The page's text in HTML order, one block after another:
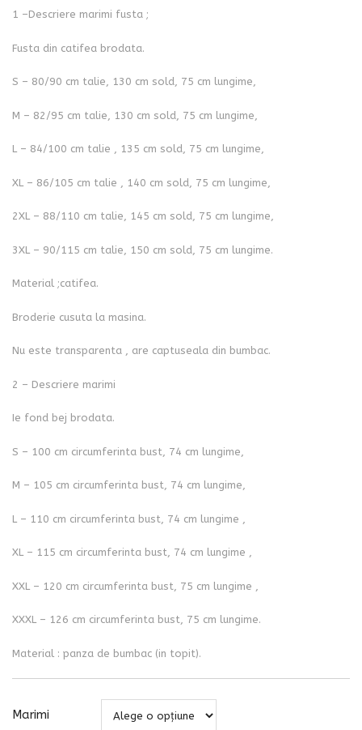
1 –Descriere marimi fusta ;
Fusta din catifea brodata.
S – 80/90 cm talie, 130 cm sold, 75 cm lungime,
M – 82/95 cm talie, 130 cm sold, 75 cm lungime,
L – 84/100 cm talie , 135 cm sold, 75 cm lungime,
XL – 86/105 cm talie , 140 cm sold, 75 cm lungime,
2XL – 88/110 cm talie, 145 cm sold, 75 cm lungime,
3XL – 90/115 cm talie, 150 cm sold, 75 cm lungime.
Material ;catifea.
Broderie cusuta la masina.
Nu este transparenta , are captuseala din bumbac.
2 – Descriere marimi
Ie fond bej brodata.
S – 100 cm circumferinta bust, 74 cm lungime,
M – 105 cm circumferinta bust, 74 cm lungime,
L – 110 cm circumferinta bust, 74 cm lungime ,
XL – 115 cm circumferinta bust, 74 cm lungime ,
XXL – 120 cm circumferinta bust, 75 cm lungime ,
XXXL – 126 cm circumferinta bust, 75 cm lungime.
Material : panza de bumbac (in topit).
Marimi